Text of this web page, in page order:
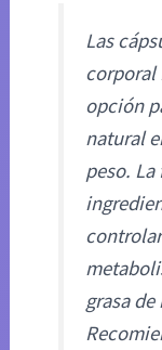
Las
corporal
opción
natural
peso.
grasa